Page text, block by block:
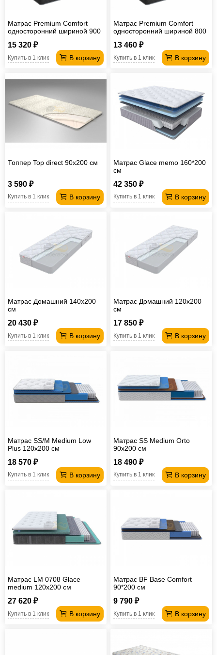
Матрас Premium Comfort
односторонний шириной 900
15 320 ₽
В корзину
Купить в 1 клик
Матрас Premium Comfort
односторонний шириной 800
13 460 ₽
В корзину
Купить в 1 клик
Топпер Top direct 90х200 см
3 590 ₽
В корзину
Купить в 1 клик
Матрас Glace memo 160*200
см
42 350 ₽
В корзину
Купить в 1 клик
Матрас Домашний 140х200
см
20 430 ₽
В корзину
Купить в 1 клик
Матрас Домашний 120х200
см
17 850 ₽
В корзину
Купить в 1 клик
Матрас SS/M Medium Low
Plus 120х200 см
18 570 ₽
В корзину
Купить в 1 клик
Матрас SS Medium Orto
90х200 см
18 490 ₽
В корзину
Купить в 1 клик
Матрас LМ 0708 Glace
medium 120х200 см
27 620 ₽
В корзину
Купить в 1 клик
Матрас BF Base Comfort
90*200 см
9 790 ₽
В корзину
Купить в 1 клик